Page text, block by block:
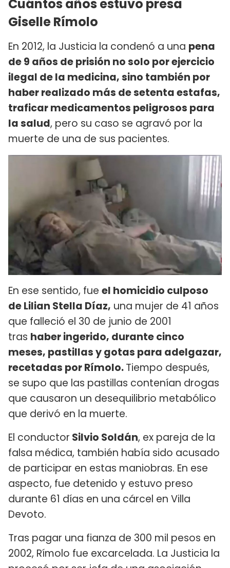
Cuántos años estuvo presa
Giselle Rímolo
En 2012, la Justicia la condenó a una pena
de 9 años de prisión no solo por ejercicio
ilegal de la medicina, sino también por
haber realizado más de setenta estafas,
traficar medicamentos peligrosos para
la salud, pero su caso se agravó por la
muerte de una de sus pacientes.
En ese sentido, fue el homicidio culposo
de Lilian Stella Díaz, una mujer de 41 años
que falleció el 30 de junio de 2001
tras haber ingerido, durante cinco
meses, pastillas y gotas para adelgazar,
recetadas por Rímolo.Tiempo después,
se supo que las pastillas contenían drogas
que causaron un desequilibrio metabólico
que derivó en la muerte.
El conductor Silvio Soldán, ex pareja de la
falsa médica, también había sido acusado
de participar en estas maniobras. En ese
aspecto, fue detenido y estuvo preso
durante 61 días en una cárcel en Villa
Devoto.
Tras pagar una fianza de 300 mil pesos en
2002, Rímolo fue excarcelada. La Justicia la